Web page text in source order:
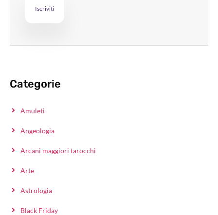
Categorie
Amuleti
Angeologia
Arcani maggiori tarocchi
Arte
Astrologia
Black Friday